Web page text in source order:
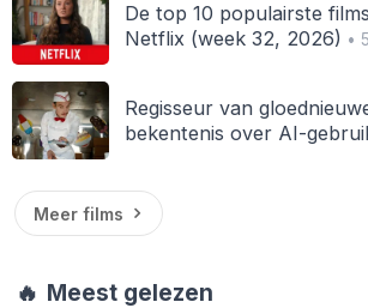
De top 10 populairste
Netflix (week 32, 2026) •
Regisseur van
bekentenis over AI-
Meer films
🔥 Meest gelezen